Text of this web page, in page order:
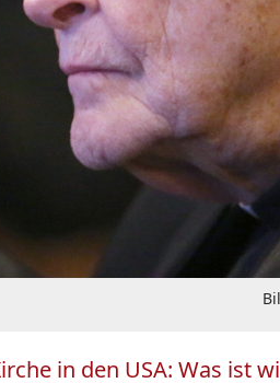
in den USA: Was ist